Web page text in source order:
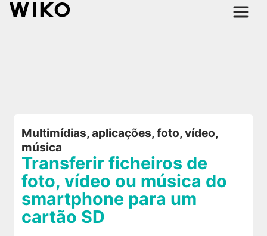
Multimídias, aplicações, foto, vídeo,
música
Transferir ficheiros de
foto, vídeo ou música do
smartphone para um
cartão SD